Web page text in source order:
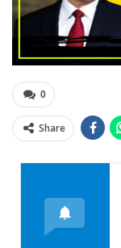
0
Share